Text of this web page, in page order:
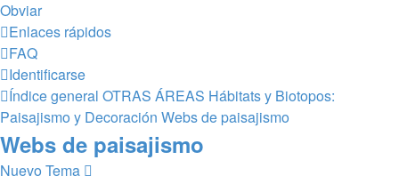
Obviar
Enlaces rápidos
FAQ
Identificarse
Índice general OTRAS ÁREAS Hábitats y Biotopos:
Paisajismo y Decoración Webs de paisajismo
Webs de paisajismo
Nuevo Tema